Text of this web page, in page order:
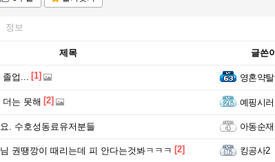
정보
제목 글쓴이
졸업... [1] 영혼약탈
더는 못해 [2] 예핑시러
. 수호성동료유저분들 아동순재
권땡깡이 때리는데 피 안다는것봐ㅋㅋㅋ [2] 킹공사2